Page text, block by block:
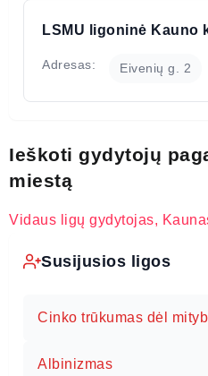
LSMU ligoninė Kauno
Adresas: Eivenių g. 2
Ieškoti gydytojų
miestą
Vidaus ligų gydytojas,
Susijusios ligos
Cinko trūkumas dėl
Albinizmas